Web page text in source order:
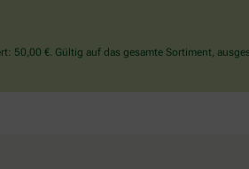
€. Gültig auf das gesamte Sortiment,